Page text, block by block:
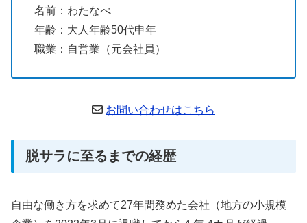
名前：わたなべ
年齢：大人年齢50代申年
職業：自営業（元会社員）
お問い合わせはこちら
脱サラに至るまでの経歴
自由な働き方を求めて27年間務めた会社（地方の小規模